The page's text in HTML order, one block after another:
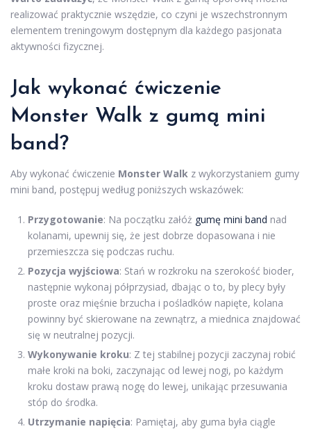
realizować praktycznie wszędzie, co czyni je wszechstronnym
elementem treningowym dostępnym dla każdego pasjonata
aktywności fizycznej.
Jak wykonać ćwiczenie
Monster Walk z gumą mini
band?
Aby wykonać ćwiczenie Monster Walk z wykorzystaniem gumy
mini band, postępuj według poniższych wskazówek:
Przygotowanie: Na początku załóż gumę mini band nad
kolanami, upewnij się, że jest dobrze dopasowana i nie
przemieszcza się podczas ruchu.
Pozycja wyjściowa: Stań w rozkroku na szerokość bioder,
następnie wykonaj półprzysiad, dbając o to, by plecy były
proste oraz mięśnie brzucha i pośladków napięte, kolana
powinny być skierowane na zewnątrz, a miednica znajdować
się w neutralnej pozycji.
Wykonywanie kroku: Z tej stabilnej pozycji zaczynaj robić
małe kroki na boki, zaczynając od lewej nogi, po każdym
kroku dostaw prawą nogę do lewej, unikając przesuwania
stóp do środka.
Utrzymanie napięcia: Pamiętaj, aby guma była ciągle